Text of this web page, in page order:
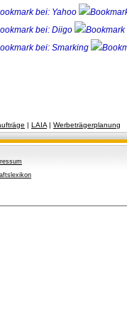
| LAIA | Werbeträgerplanung